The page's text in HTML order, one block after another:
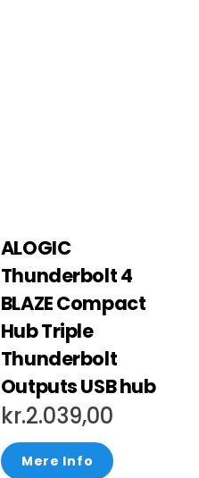
ALOGIC
Thunderbolt 4
BLAZE Compact
Hub Triple
Thunderbolt
Outputs USB hub
kr.2.039,00
Mere Info